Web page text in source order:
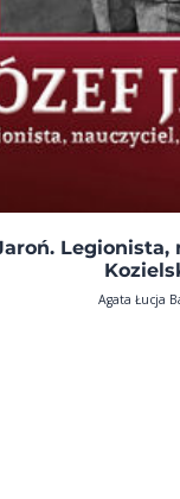
Legionista,
Agata Łucja